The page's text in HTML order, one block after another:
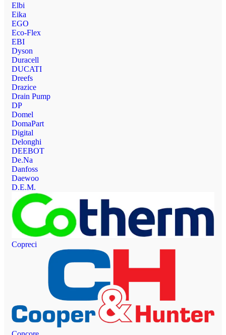
Elbi
Eika
EGO
Eco-Flex
EBI
Dyson
Duracell
DUCATI
Dreefs
Drazice
Drain Pump
DP
Domel
DomaPart
Digital
Delonghi
DEEBOT
De.Na
Danfoss
Daewoo
D.E.M.
Copreci